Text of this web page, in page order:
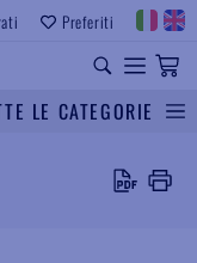
Preferiti
LE CATEGORIE